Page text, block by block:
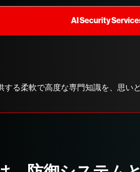
AI Security
する柔軟で高度な専門知識を、思い